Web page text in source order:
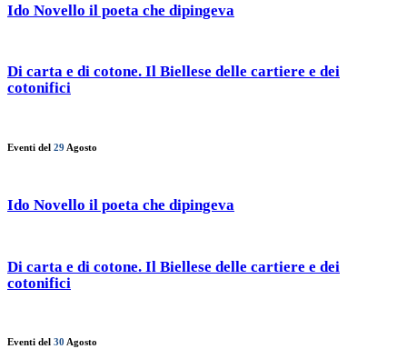
Ido Novello il poeta che dipingeva
Di carta e di cotone. Il Biellese delle cartiere e dei
cotonifici
Eventi del 29 Agosto
Ido Novello il poeta che dipingeva
Di carta e di cotone. Il Biellese delle cartiere e dei
cotonifici
Eventi del 30 Agosto